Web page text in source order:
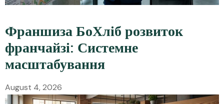
Франшиза БоХліб розвиток
франчайзі: Системне
масштабування
August 4, 2026